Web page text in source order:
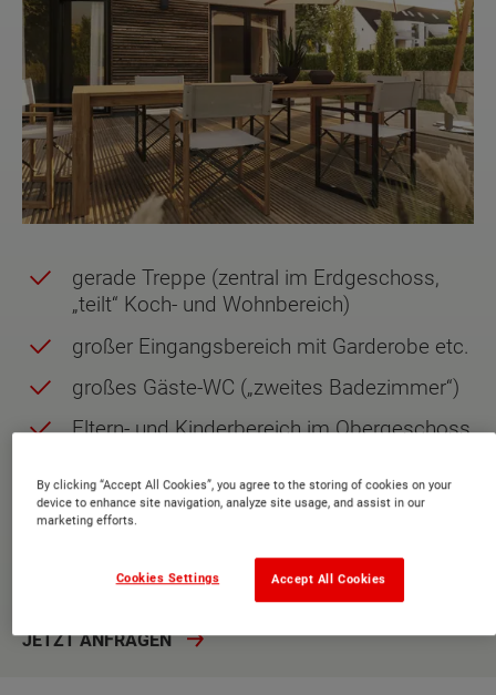
gerade Treppe (zentral im Erdgeschoss,
„teilt“ Koch- und Wohnbereich)
großer Eingangsbereich mit Garderobe etc.
großes Gäste-WC („zweites Badezimmer“)
Eltern- und Kinderbereich im Obergeschoss
zwei gleich große Kinderzimmer
Abstellraum im Obergeschoss
JETZT ANFRAGEN
By clicking “Accept All Cookies”, you agree to the storing of cookies on your
device to enhance site navigation, analyze site usage, and assist in our
marketing efforts.
Accept All Cookies
Cookies Settings